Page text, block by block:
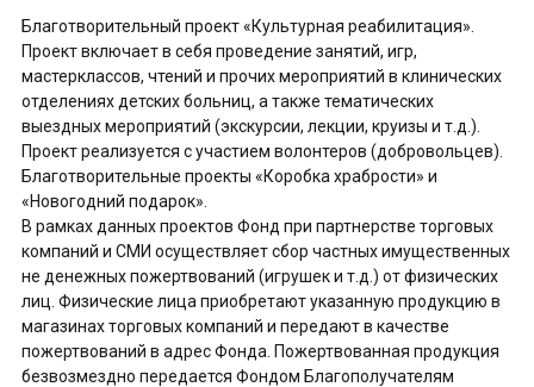
Благотворительный проект «Культурная реабилитация».
Проект включает в себя проведение занятий, игр,
мастерклассов, чтений и прочих мероприятий в клинических
отделениях детских больниц, а также тематических
выездных мероприятий (экскурсии, лекции, круизы и т.д.).
Проект реализуется с участием волонтеров (добровольцев).
Благотворительные проекты «Коробка храбрости» и
«Новогодний подарок».
В рамках данных проектов Фонд при партнерстве торговых
компаний и СМИ осуществляет сбор частных имущественных
не денежных пожертвований (игрушек и т.д.) от физических
лиц. Физические лица приобретают указанную продукцию в
магазинах торговых компаний и передают в качестве
пожертвований в адрес Фонда. Пожертвованная продукция
безвозмездно передается Фондом Благополучателям